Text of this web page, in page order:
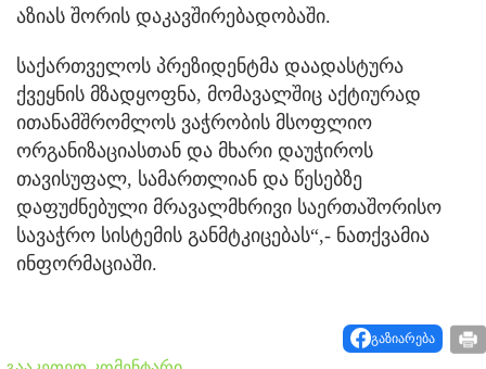
აზიას შორის დაკავშირებადობაში.
საქართველოს პრეზიდენტმა დაადასტურა
ქვეყნის მზადყოფნა, მომავალშიც აქტიურად
ითანამშრომლოს ვაჭრობის მსოფლიო
ორგანიზაციასთან და მხარი დაუჭიროს
თავისუფალ, სამართლიან და წესებზე
დაფუძნებული მრავალმხრივი საერთაშორისო
სავაჭრო სისტემის განმტკიცებას“,- ნათქვამია
ინფორმაციაში.
გაზიარება